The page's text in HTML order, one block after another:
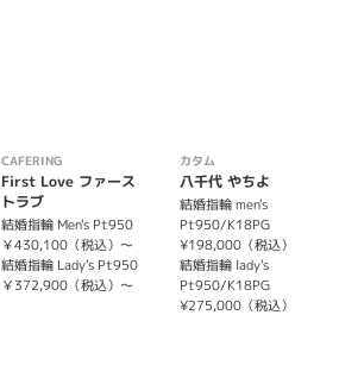
CAFERING
First Love ファース
トラブ
結婚指輪 Men's Pt950
￥430,100（税込）～
結婚指輪 Lady's Pt950
￥372,900（税込）～
カタム
八千代 やちよ
結婚指輪 men's
Pt950/K18PG
¥198,000（税込）
結婚指輪 lady's
Pt950/K18PG
¥275,000（税込）